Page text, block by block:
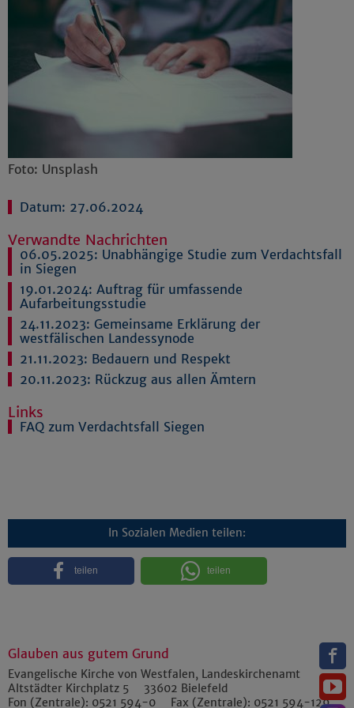
Foto: Unsplash
Datum: 27.06.2024
Verwandte Nachrichten
06.05.2025: Unabhängige Studie zum Verdachtsfall
in Siegen
19.01.2024: Auftrag für umfassende
Aufarbeitungsstudie
24.11.2023: Gemeinsame Erklärung der
westfälischen Landessynode
21.11.2023: Bedauern und Respekt
20.11.2023: Rückzug aus allen Ämtern
Links
FAQ zum Verdachtsfall Siegen
In Sozialen Medien teilen:
teilen teilen
Glauben aus gutem Grund
Evangelische Kirche von Westfalen, Landeskirchenamt
Altstädter Kirchplatz 5
33602 Bielefeld
Fon (Zentrale): 0521 594-0 Fax (Zentrale): 0521 594-129